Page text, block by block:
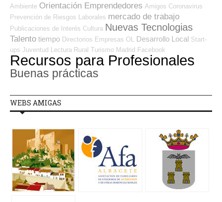
Ambiente Orientación Emprendedores Amigos Coronavirus
Prevención de Riesgos Laborales mercado de trabajo
Publicaciones de Interés Cultura Nuevas Tecnologias
Talento tiempo Directorios Empresas OL Desarrollo Local Start-
ups Juventud Lectura Rural Turismo Madrid Facebook
Recursos para Profesionales
Buenas prácticas
WEBS AMIGAS